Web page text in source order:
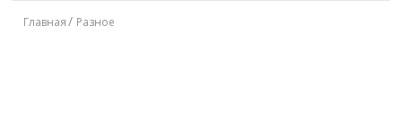
Главная Разное